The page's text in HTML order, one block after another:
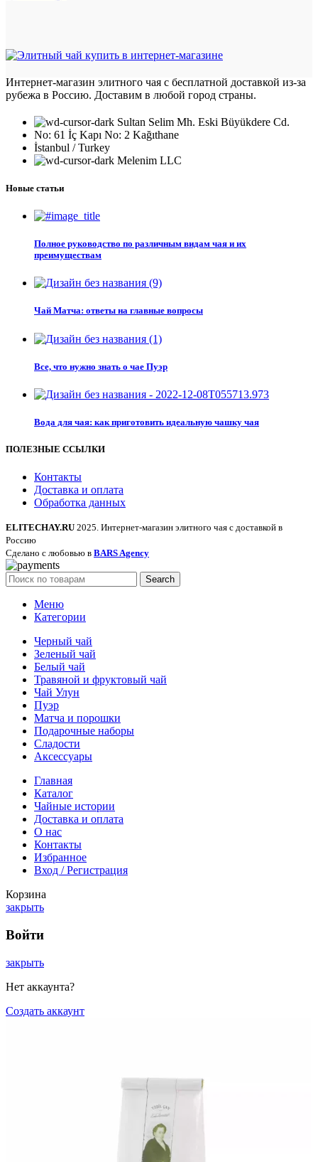
Интернет-магазин элитного чая с бесплатной доставкой из-за
рубежа в Россию. Доставим в любой город страны.
Sultan Selim Mh. Eski Büyükdere Cd.
No: 61 İç Kapı No: 2 Kağıthane
İstanbul / Turkey
Melenim LLC
Новые статьи
Полное руководство по различным видам чая и их
преимуществам
Чай Матча: ответы на главные вопросы
Все, что нужно знать о чае Пуэр
Вода для чая: как приготовить идеальную чашку чая
ПОЛЕЗНЫЕ ССЫЛКИ
Контакты
Доставка и оплата
Обработка данных
ELITECHAY.RU 2025. Интернет-магазин элитного чая с доставкой в
Россию
Сделано с любовью в BARS Agency
Search
Меню
Категории
Черный чай
Зеленый чай
Белый чай
Травяной и фруктовый чай
Чай Улун
Пуэр
Матча и порошки
Подарочные наборы
Сладости
Аксессуары
Главная
Каталог
Чайные истории
Доставка и оплата
О нас
Контакты
Избранное
Вход / Регистрация
Корзина
закрыть
Войти
закрыть
Нет аккаунта?
Создать аккаунт